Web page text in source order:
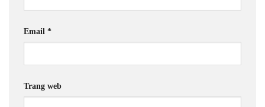
Email *
Trang web